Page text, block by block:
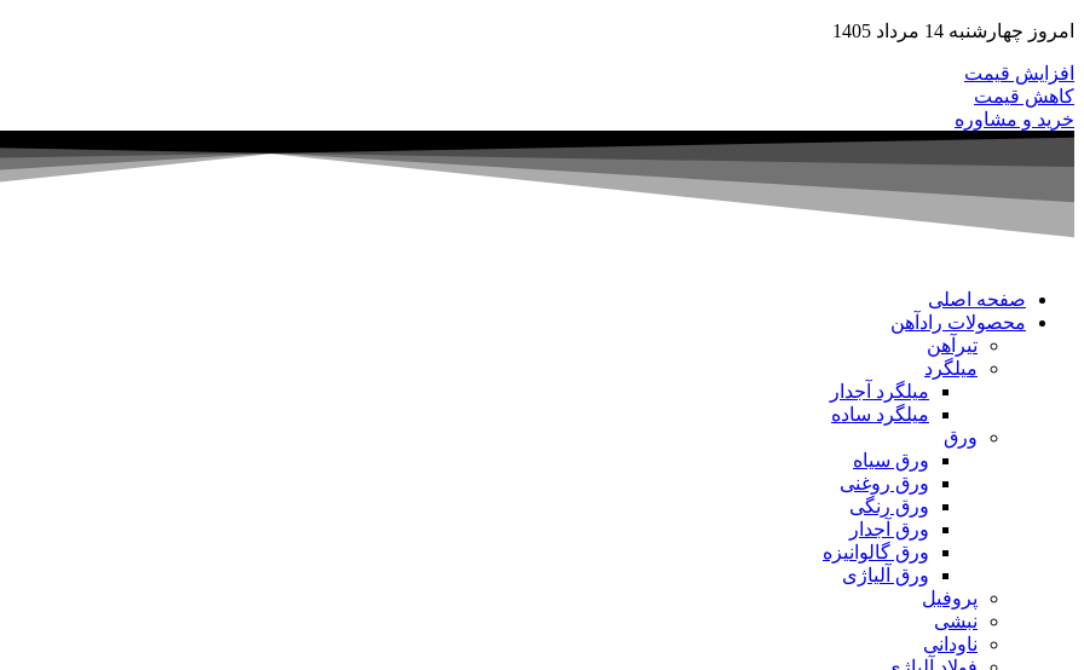
امروز چهارشنبه 14 مرداد 1405
افزایش قیمت
کاهش قیمت
خرید و مشاوره
صفحه اصلی
محصولات رادآهن
تیرآهن
میلگرد
میلگرد آجدار
میلگرد ساده
ورق
ورق سیاه
ورق روغنی
ورق رنگی
ورق آجدار
ورق گالوانیزه
ورق آلیاژی
پروفیل
نبشی
ناودانی